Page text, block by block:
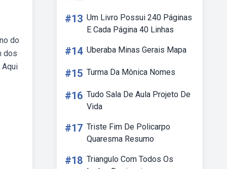
do
dos
#13 Um Livro Possui 240 Páginas
E Cada Página 40 Linhas
#14 Uberaba Minas Gerais Mapa
#15 Turma Da Mônica Nomes
#16 Tudo Sala De Aula Projeto De
Vida
#17 Triste Fim De Policarpo
Quaresma Resumo
#18 Triangulo Com Todos Os